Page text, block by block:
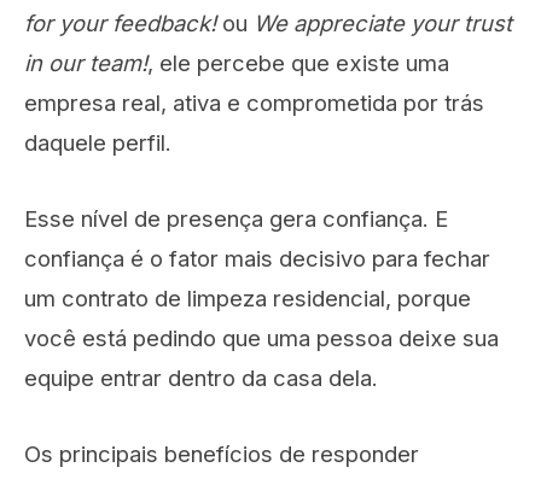
for your feedback!ou We appreciate your trust
in our team!, ele percebe que existe uma
empresa real, ativa e comprometida por trás
daquele perfil.
Esse nível de presença gera confiança. E
confiança é o fator mais decisivo para fechar
um contrato de limpeza residencial, porque
você está pedindo que uma pessoa deixe sua
equipe entrar dentro da casa dela.
Os principais benefícios de responder